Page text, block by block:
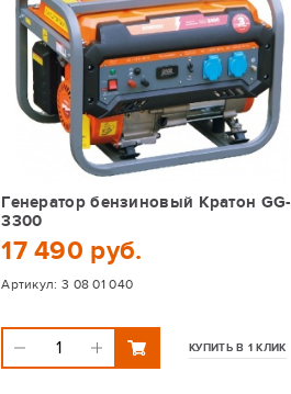
Генератор бензиновый Кратон GG-
3300
17 490 руб.
Артикул: 3 08 01 040
КУПИТЬ В 1 КЛИК